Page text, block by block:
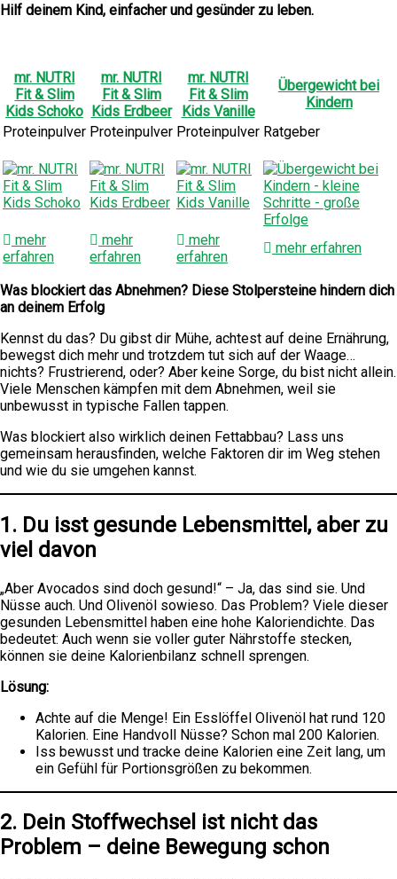
Hilf deinem Kind, einfacher und gesünder zu leben.
mr. NUTRI
Fit & Slim
Kids Schoko
mr. NUTRI
Fit & Slim
Kids Erdbeer
mr. NUTRI
Fit & Slim
Kids Vanille
Übergewicht bei
Kindern
Proteinpulver Proteinpulver Proteinpulver Ratgeber
mehr
erfahren
mehr
erfahren
mehr
erfahren
mehr erfahren
Was blockiert das Abnehmen? Diese Stolpersteine hindern dich
an deinem Erfolg
Kennst du das? Du gibst dir Mühe, achtest auf deine Ernährung,
bewegst dich mehr und trotzdem tut sich auf der Waage…
nichts? Frustrierend, oder? Aber keine Sorge, du bist nicht allein.
Viele Menschen kämpfen mit dem Abnehmen, weil sie
unbewusst in typische Fallen tappen.
Was blockiert also wirklich deinen Fettabbau? Lass uns
gemeinsam herausfinden, welche Faktoren dir im Weg stehen
und wie du sie umgehen kannst.
1. Du isst gesunde Lebensmittel, aber zu
viel davon
„Aber Avocados sind doch gesund!“ – Ja, das sind sie. Und
Nüsse auch. Und Olivenöl sowieso. Das Problem? Viele dieser
gesunden Lebensmittel haben eine hohe Kaloriendichte. Das
bedeutet: Auch wenn sie voller guter Nährstoffe stecken,
können sie deine Kalorienbilanz schnell sprengen.
Lösung:
Achte auf die Menge! Ein Esslöffel Olivenöl hat rund 120
Kalorien. Eine Handvoll Nüsse? Schon mal 200 Kalorien.
Iss bewusst und tracke deine Kalorien eine Zeit lang, um
ein Gefühl für Portionsgrößen zu bekommen.
2. Dein Stoffwechsel ist nicht das
Problem – deine Bewegung schon